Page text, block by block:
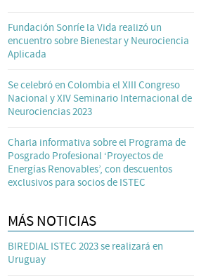
Fundación Sonríe la Vida realizó un
encuentro sobre Bienestar y Neurociencia
Aplicada
Se celebró en Colombia el XIII Congreso
Nacional y XIV Seminario Internacional de
Neurociencias 2023
Charla informativa sobre el Programa de
Posgrado Profesional ‘Proyectos de
Energías Renovables’, con descuentos
exclusivos para socios de ISTEC
MÁS NOTICIAS
BIREDIAL ISTEC 2023 se realizará en
Uruguay